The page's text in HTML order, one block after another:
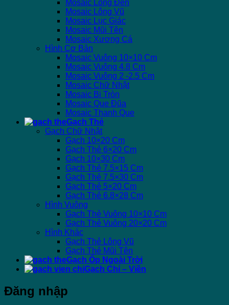
Mosaic Lồng Đèn
Mosaic Lông Vũ
Mosaic Lục Giác
Mosaic Mũi Tên
Mosaic Xương Cá
Hình Cơ Bản
Mosaic Vuông 10×10 Cm
Mosaic Vuông 4.8 Cm
Mosaic Vuông 2 -2.5 Cm
Mosaic Chữ Nhật
Mosaic Bi Tròn
Mosaic Que Đũa
Mosaic Thanh Que
Gạch Thẻ
Gạch Chữ Nhật
Gạch 10×20 Cm
Gạch Thẻ 6×20 Cm
Gạch 10×30 Cm
Gạch Thẻ 7.5×15 Cm
Gạch Thẻ 7.5×30 Cm
Gạch Thẻ 5×20 Cm
Gạch Thẻ 6.8×28 Cm
Hình Vuông
Gạch Thẻ Vuông 10×10 Cm
Gạch Thẻ Vuông 20×20 Cm
Hình Khác
Gạch Thẻ Lông Vũ
Gạch Thẻ Mũi Tên
Gạch Ốp Ngoài Trời
Gạch Chỉ – Viền
Đăng nhập